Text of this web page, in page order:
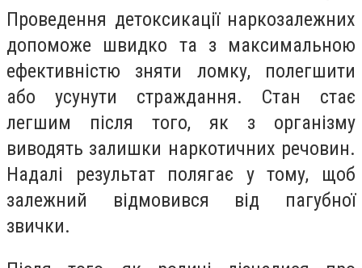
Проведення детоксикації наркозалежних
допоможе швидко та з максимальною
ефективністю зняти ломку, полегшити
або усунути страждання. Стан стає
легшим після того, як з організму
виводять залишки наркотичних речовин.
Надалі результат полягає у тому, щоб
залежний відмовився від пагубної
звички.